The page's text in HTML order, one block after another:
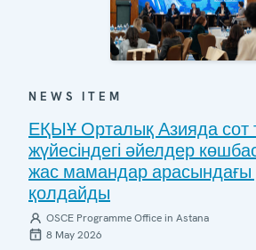
NEWS ITEM
ЕҚЫҰ Орталық Азияда сот
жүйесіндегі әйелдер
жас мамандар арасындағы
қолдайды
OSCE Programme Office in Astana
8 May 2026